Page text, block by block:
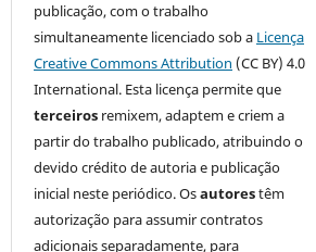
publicação, com o trabalho
simultaneamente licenciado sob a Licença
Creative Commons Attribution (CC BY) 4.0
International. Esta licença permite que
terceiros remixem, adaptem e criem a
partir do trabalho publicado, atribuindo o
devido crédito de autoria e publicação
inicial neste periódico. Osautorestêm
autorização para assumir contratos
adicionais separadamente, para